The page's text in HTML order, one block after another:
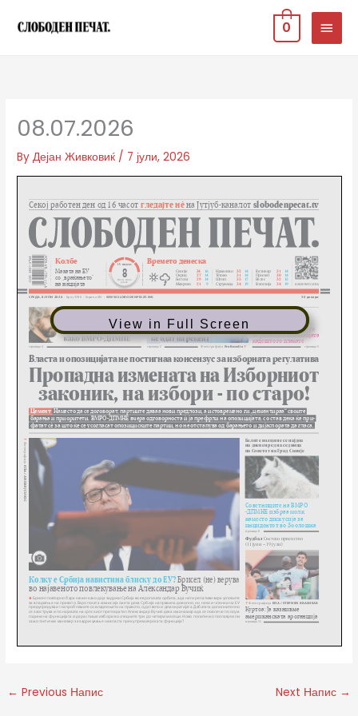
MAIN
0
08.07.2026
ByДејан Живковиќ / 7 јули, 2026
View in Full Screen
← Previous Напис Next Напис →